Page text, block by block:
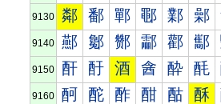
9130 鄰 鄱 鄲 鄳 鄴 鄵
9140 酀 酁 酂 酃 酄 酅
9150 酐 酑 酒 酓 酔 酕
9160 酠 酡 酢 酣 酤 酥